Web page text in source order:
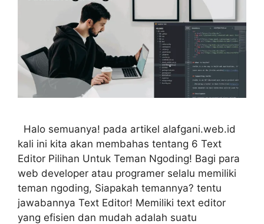
Halo semuanya! pada artikel alafgani.web.id
kali ini kita akan membahas tentang 6 Text
Editor Pilihan Untuk Teman Ngoding! Bagi para
web developer atau programer selalu memiliki
teman ngoding, Siapakah temannya? tentu
jawabannya Text Editor! Memiliki text editor
yang efisien dan mudah adalah suatu